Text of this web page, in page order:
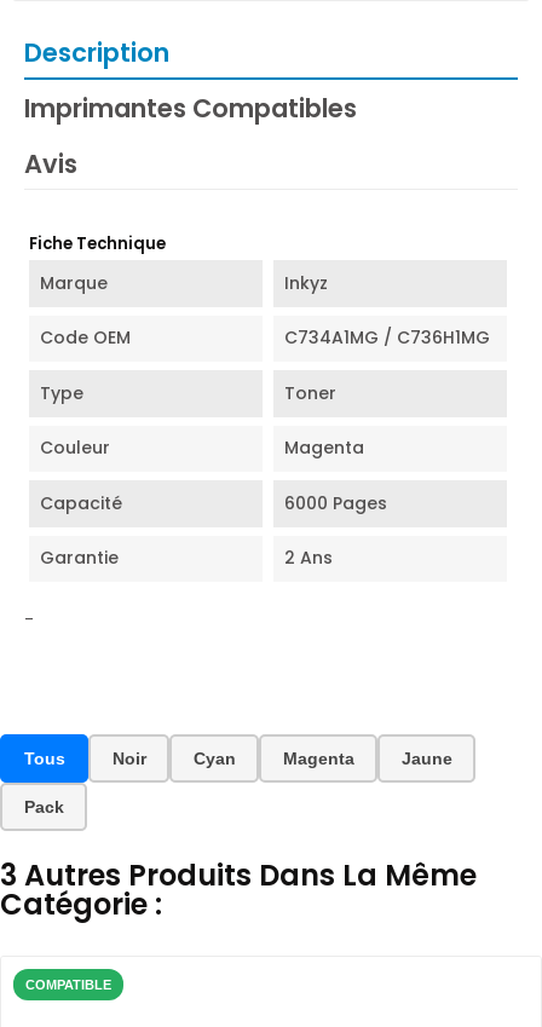
Description
Imprimantes Compatibles
Avis
Fiche Technique
Marque Inkyz
Code OEM C734A1MG / C736H1MG
Type Toner
Couleur Magenta
Capacité 6000 Pages
Garantie 2 Ans
-
Tous Noir Cyan Magenta Jaune
Pack
3 Autres Produits Dans La Même
Catégorie :
COMPATIBLE